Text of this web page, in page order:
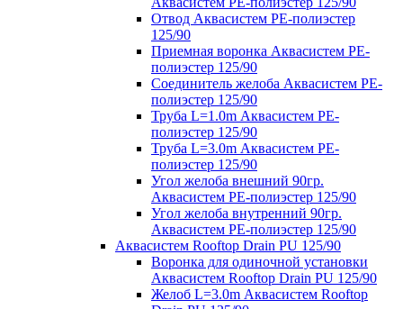
Отвод Аквасистем РЕ-полиэстер
125/90
Приемная воронка Аквасистем PE-
полиэстер 125/90
Соединитель желоба Аквасистем PE-
полиэстер 125/90
Труба L=1.0m Аквасистем PE-
полиэстер 125/90
Труба L=3.0m Аквасистем PE-
полиэстер 125/90
Угол желоба внешний 90гр.
Аквасистем PE-полиэстер 125/90
Угол желоба внутренний 90гр.
Аквасистем PE-полиэстер 125/90
Аквасистем Rooftop Drain PU 125/90
Воронка для одиночной установки
Аквасистем Rooftop Drain PU 125/90
Желоб L=3.0m Аквасистем Rooftop